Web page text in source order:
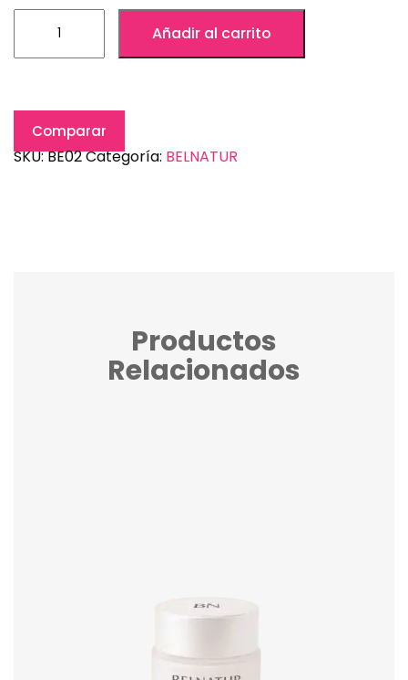
Añadir al carrito
Comparar
SKU:BE02Categoría: BELNATUR
Productos
Relacionados